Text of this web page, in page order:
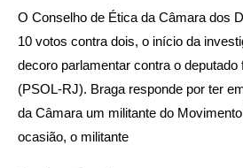
O Conselho de Ética da Câmara dos
10 votos contra dois, o início da
decoro parlamentar contra o deputado
(PSOL-RJ). Braga responde por ter
da Câmara um militante do
ocasião, o militante